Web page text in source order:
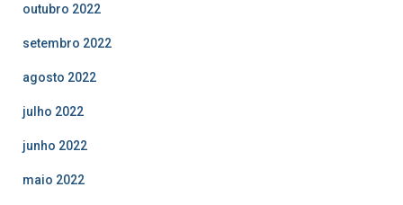
outubro 2022
setembro 2022
agosto 2022
julho 2022
junho 2022
maio 2022